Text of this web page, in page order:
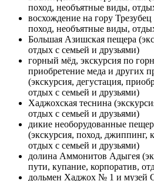
поход, необъятные виды,
восхождение на гору
поход, необъятные виды,
Большая Азишская пещера
отдых с семьей и друзьями)
горный мёд, экскурсия по
приобретение меда и других
(экскурсия, дегустация,
отдых с семьей и друзьями)
Хаджохская теснина
отдых с семьей и друзьями)
дикие необорудованные
(экскурсия, поход, джиппинг,
отдых с семьей и друзьями)
долина Аммонитов Адыгея
пути, купание, корпоратив,
дольмен Хаджох № 1 и музей